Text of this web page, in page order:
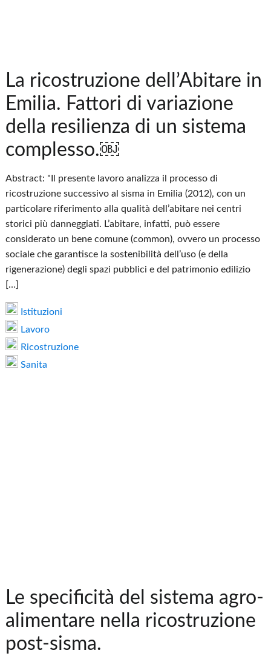
La ricostruzione dell’Abitare in
Emilia. Fattori di variazione
della resilienza di un sistema
complesso.￼
Abstract: "Il presente lavoro analizza il processo di
ricostruzione successivo al sisma in Emilia (2012), con un
particolare riferimento alla qualità dell’abitare nei centri
storici più danneggiati. L’abitare, infatti, può essere
considerato un bene comune (common), ovvero un processo
sociale che garantisce la sostenibilità dell’uso (e della
rigenerazione) degli spazi pubblici e del patrimonio edilizio
[…]
Istituzioni
Lavoro
Ricostruzione
Sanita
Le specificità del sistema agro-
alimentare nella ricostruzione
post-sisma.